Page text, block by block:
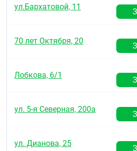
ул.Бархатовой, 11
70 лет Октября, 20
Лобкова, 6/1
ул. 5-я Северная, 200а
ул. Дианова, 25